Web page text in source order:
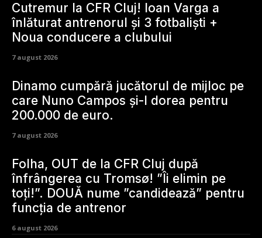
Cutremur la CFR Cluj! Ioan Varga a
înlăturat antrenorul și 3 fotbaliști +
Noua conducere a clubului
7 august 2026
Dinamo cumpără jucătorul de mijloc pe
care Nuno Campos și-l dorea pentru
200.000 de euro.
7 august 2026
Folha, OUT de la CFR Cluj după
înfrângerea cu Tromsø! ”Îi elimin pe
toți!”. DOUĂ nume ”candidează” pentru
funcția de antrenor
6 august 2026